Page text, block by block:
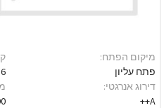
מיקום הפתח:
פתח עליון
דירוג אנרגטי:
A++
6 ק"ג